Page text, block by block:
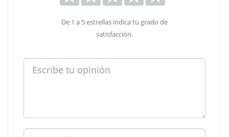
De 1 a 5 estrellas indica tu grado de
satisfacción.